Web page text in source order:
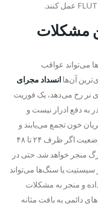
مشکلات
می‌تواند عواقب
آن‌ها انسداد مجرای
نر رخ می‌دهد، یک فوریت
به دفع ادرار نیست و
خون تجمع می‌یابند و
باعث نارسایی حاد کلیه می‌شوند. این وضعیت اگر ظرف ۲۴ تا ۴۸
منجر خواهد شد. حتی در
سیستیت یا سنگ‌ها می‌تواند
و منجر به مشکلات
دائمی به بافت مثانه